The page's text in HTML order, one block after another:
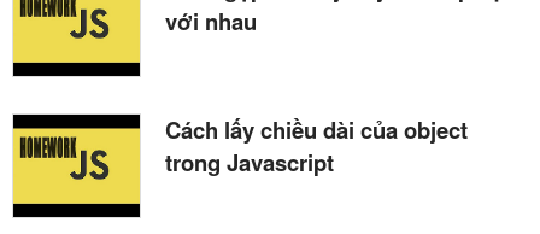
với nhau
Cách lấy chiều dài của object
trong Javascript